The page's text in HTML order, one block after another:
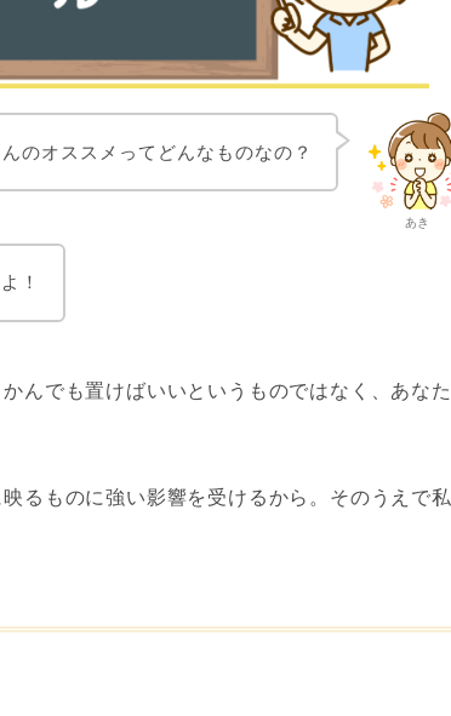
あき
のオススメってどんなものなの？
！
んでも置けばいいというものではなく、あなた
るものに強い影響を受けるから。そのうえで私